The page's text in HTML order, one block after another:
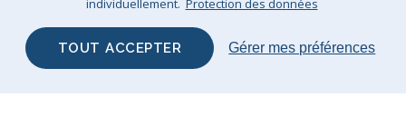
GHS Retail Ltd / © Big Bertha Original 2025
individuellement. Protection des données
TOUT ACCEPTER Gérer mes préférences